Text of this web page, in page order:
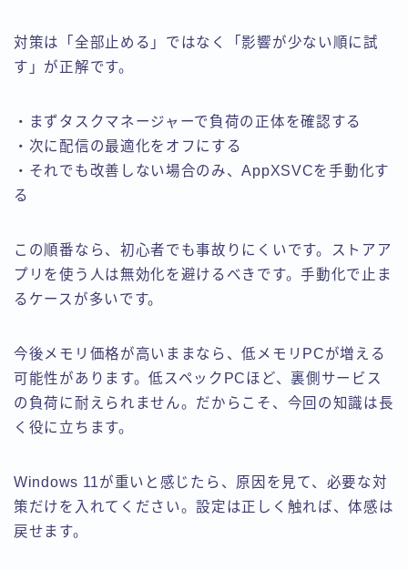
対策は「全部止める」ではなく「影響が少ない順に試
す」が正解です。
・まずタスクマネージャーで負荷の正体を確認する
・次に配信の最適化をオフにする
・それでも改善しない場合のみ、AppXSVCを手動化す
る
この順番なら、初心者でも事故りにくいです。ストアア
プリを使う人は無効化を避けるべきです。手動化で止ま
るケースが多いです。
今後メモリ価格が高いままなら、低メモリPCが増える
可能性があります。低スペックPCほど、裏側サービス
の負荷に耐えられません。だからこそ、今回の知識は長
く役に立ちます。
Windows 11が重いと感じたら、原因を見て、必要な対
策だけを入れてください。設定は正しく触れば、体感は
戻せます。